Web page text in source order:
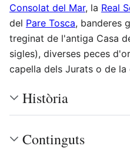
Consolat del Mar, la Real
del Pare Tosca, banderes
treginat de l'antiga Casa
sigles), diverses peces
capella dels Jurats o de la
Història
Continguts